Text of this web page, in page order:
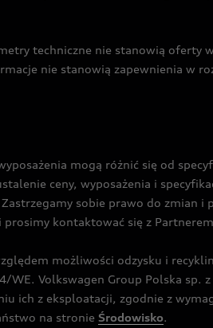
techniczne nie stanowią oferty
nie stanowią zapewnienia w
mogą różnić się od
ceny, wyposażenia i
sobie prawo do zmian i
kontaktować się z
możliwości odzysku i
Volkswagen Group Polska sp.
ich z eksploatacji, zgodnie z
na stronie Środowisko.